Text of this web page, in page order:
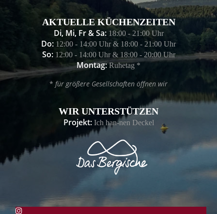
AKTUELLE KÜCHENZEITEN
Di, Mi, Fr & Sa: 18:00 - 21:00 Uhr
Do: 12:00 - 14:00 Uhr & 18:00 - 21:00 Uhr
So: 12:00 - 14:00 Uhr & 18:00 - 20:00 Uhr
Montag: Ruhetag *
* für größere Gesellschaften öffnen wir
WIR UNTERSTÜTZEN
Projekt: Ich han-nen Deckel